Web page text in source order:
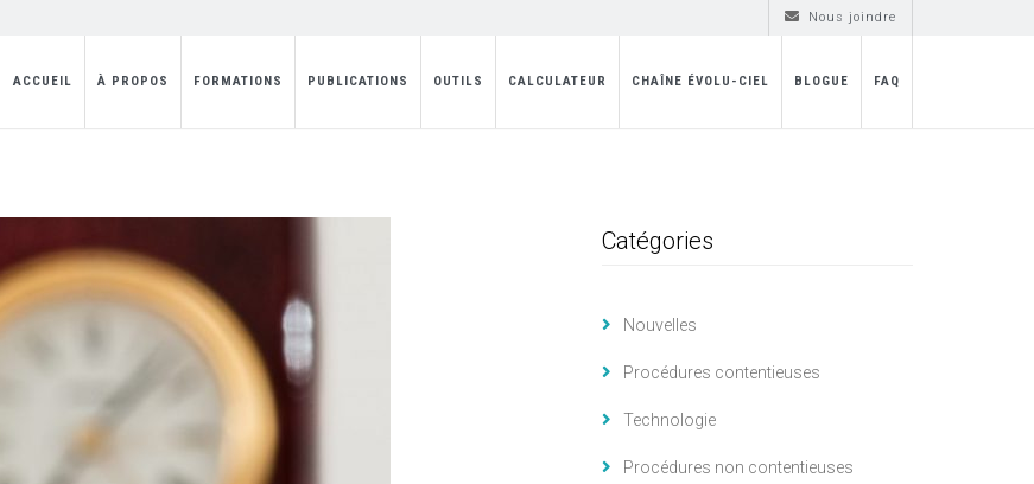
Nous joindre
ACCUEIL À PROPOS FORMATIONS PUBLICATIONS OUTILS CALCULATEUR CHAÎNE ÉVOLU-CIEL BLOGUE FAQ
Catégories
Nouvelles
Procédures contentieuses
Technologie
Procédures non contentieuses